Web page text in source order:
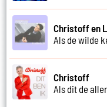
Christoff en
Als de wilde
Christoff
Als dit de